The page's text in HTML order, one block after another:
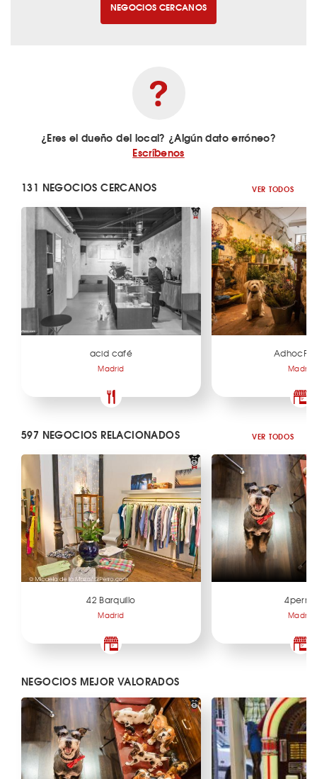
NEGOCIOS CERCANOS
¿Eres el dueño del local? ¿Algún dato erróneo?
Escríbenos
131 NEGOCIOS CERCANOS VER TODOS
acid café
Madrid Madrid
597 NEGOCIOS RELACIONADOS VER TODOS
42 Barquillo
Madrid
4perras
Madrid
NEGOCIOS MEJOR VALORADOS